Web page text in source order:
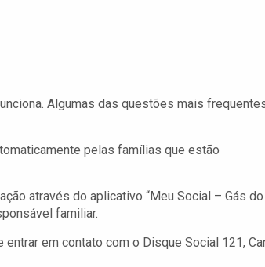
Algumas das questões mais
pelas famílias que estão
através do aplicativo “Meu Social – Gás do
familiar.
entrar em contato com o Disque Social 121,